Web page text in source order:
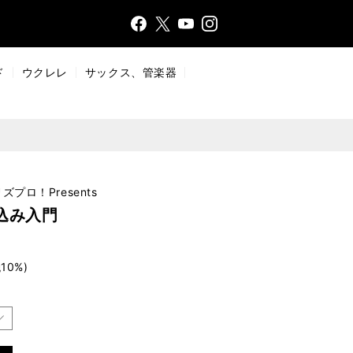
FaceX
YouTInsta
ウクレレ
サックス、管楽器
プロ！Presents
み入門